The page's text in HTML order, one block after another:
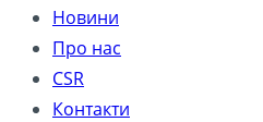
Новини
Про нас
CSR
Контакти